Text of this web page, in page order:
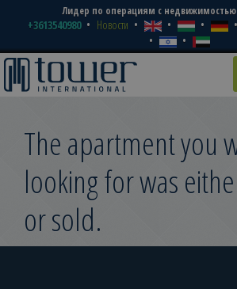
Лидер по операциям с
+3613540980 Новости
The apartment you
looking for was
or sold.